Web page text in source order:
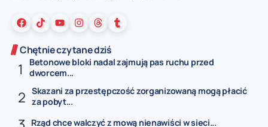
Chętnie czytane dziś
Betonowe bloki nadal zajmują pas ruchu przed
dworcem...
Skazani za przestępczość zorganizowaną mogą płacić
za pobyt...
Rząd chce walczyć z mową nienawiści w sieci...